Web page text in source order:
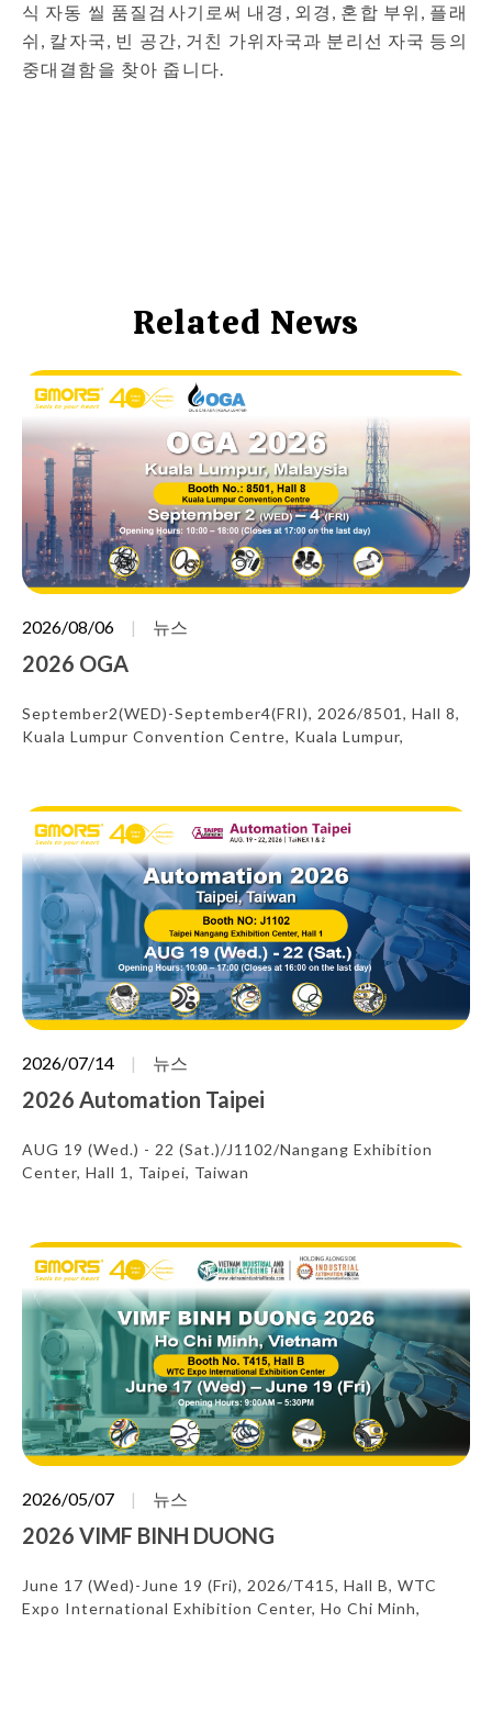
식 자동 씰 품질검사기로써 내경, 외경, 혼합 부위, 플래
쉬, 칼자국, 빈 공간, 거친 가위자국과 분리선 자국 등의
중대결함을 찾아 줍니다.
Related News
2026/08/06 뉴스
2026 OGA
September2(WED)-September4(FRI), 2026/8501, Hall 8,
Kuala Lumpur Convention Centre, Kuala Lumpur,
2026/07/14 뉴스
2026 Automation Taipei
AUG 19 (Wed.) - 22 (Sat.)/J1102/Nangang Exhibition
Center, Hall 1, Taipei, Taiwan
2026/05/07 뉴스
2026 VIMF BINH DUONG
June 17 (Wed)-June 19 (Fri), 2026/T415, Hall B, WTC
Expo International Exhibition Center, Ho Chi Minh,